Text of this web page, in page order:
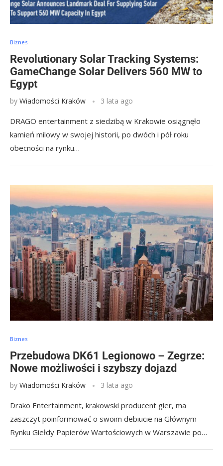
Biznes
Revolutionary Solar Tracking Systems:
GameChange Solar Delivers 560 MW to
Egypt
by Wiadomości Kraków 3 lata ago
DRAGO entertainment z siedzibą w Krakowie osiągnęło
kamień milowy w swojej historii, po dwóch i pół roku
obecności na rynku…
Biznes
Przebudowa DK61 Legionowo – Zegrze:
Nowe możliwości i szybszy dojazd
by Wiadomości Kraków 3 lata ago
Drako Entertainment, krakowski producent gier, ma
zaszczyt poinformować o swoim debiucie na Głównym
Rynku Giełdy Papierów Wartościowych w Warszawie po…